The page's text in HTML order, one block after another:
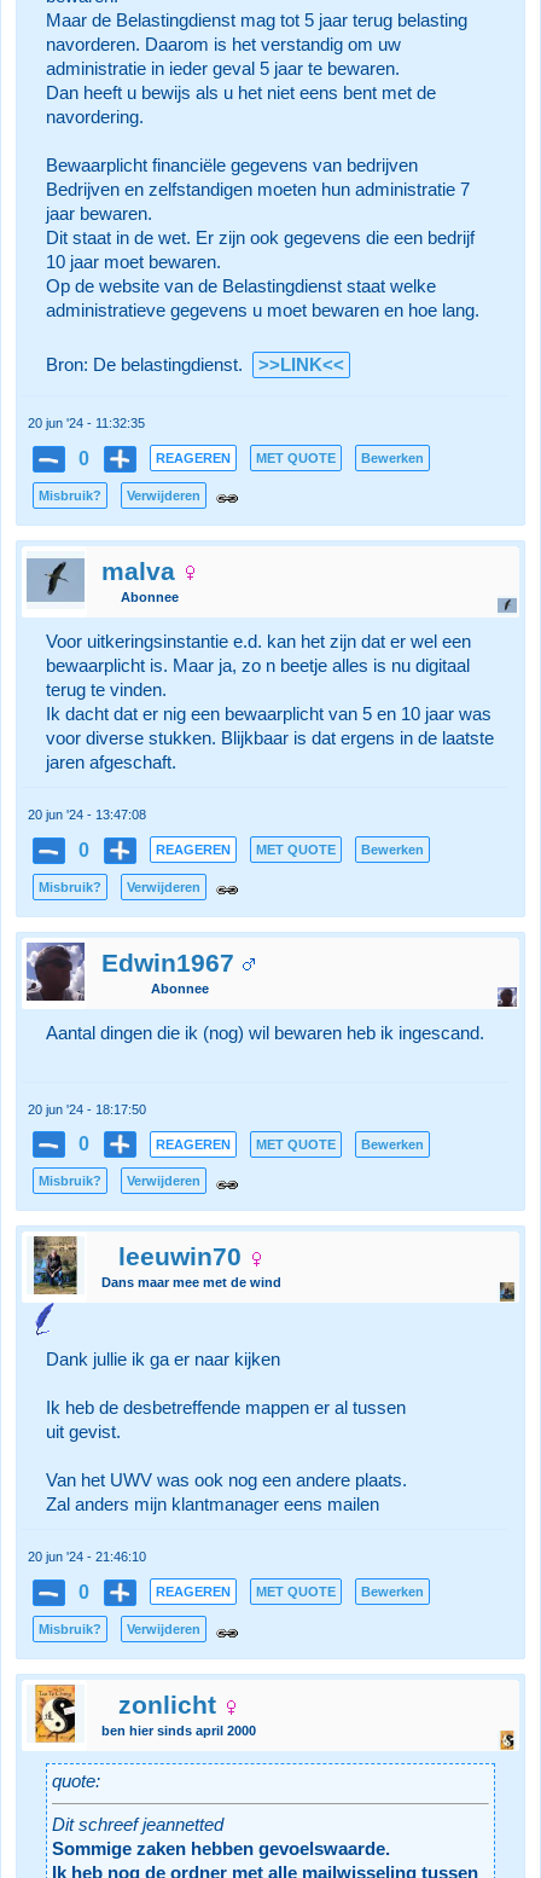
Maar de Belastingdienst mag tot 5 jaar terug belasting
navorderen. Daarom is het verstandig om uw
administratie in ieder geval 5 jaar te bewaren.
Dan heeft u bewijs als u het niet eens bent met de
navordering.
Bewaarplicht financiële gegevens van bedrijven
Bedrijven en zelfstandigen moeten hun administratie 7
jaar bewaren.
Dit staat in de wet. Er zijn ook gegevens die een bedrijf
10 jaar moet bewaren.
Op de website van de Belastingdienst staat welke
administratieve gegevens u moet bewaren en hoe lang.
Bron: De belastingdienst. >>LINK<<
20 jun '24 - 11:32:35
0 REAGEREN MET QUOTE Bewerken
Misbruik? Verwijderen
malva
Abonnee
Voor uitkeringsinstantie e.d. kan het zijn dat er wel een
bewaarplicht is. Maar ja, zo n beetje alles is nu digitaal
terug te vinden.
Ik dacht dat er nig een bewaarplicht van 5 en 10 jaar was
voor diverse stukken. Blijkbaar is dat ergens in de laatste
jaren afgeschaft.
20 jun '24 - 13:47:08
0 REAGEREN MET QUOTE Bewerken
Misbruik? Verwijderen
Edwin1967
Abonnee
Aantal dingen die ik (nog) wil bewaren heb ik ingescand.
20 jun '24 - 18:17:50
0 REAGEREN MET QUOTE Bewerken
Misbruik? Verwijderen
leeuwin70
Dans maar mee met de wind
Dank jullie ik ga er naar kijken
Ik heb de desbetreffende mappen er al tussen
uit gevist.
Van het UWV was ook nog een andere plaats.
Zal anders mijn klantmanager eens mailen
20 jun '24 - 21:46:10
0 REAGEREN MET QUOTE Bewerken
Misbruik? Verwijderen
zonlicht
ben hier sinds april 2000
quote:
Dit schreef jeannetted
Sommige zaken hebben gevoelswaarde.
Ik heb nog de ordner met alle mailwisseling tussen